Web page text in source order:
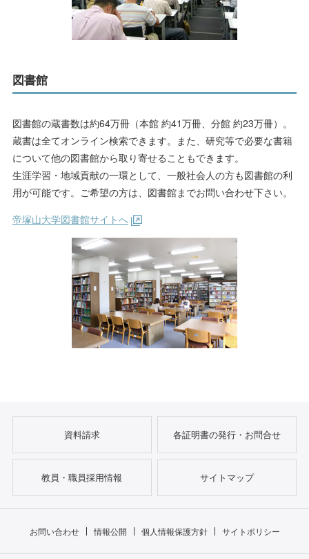
図書館
図書館の蔵書数は約64万冊（本館 約41万冊、分館 約23万冊）。
蔵書は全てオンライン検索できます。また、研究等で必要な書籍
について他の図書館から取り寄せることもできます。
生涯学習・地域貢献の一環として、一般社会人の方も図書館の利
用が可能です。ご希望の方は、図書館までお問い合わせ下さい。
帝塚山大学図書館サイトへ
資料請求 各証明書の発行・お問合せ
教員・職員採用情報 サイトマップ
お問い合わせ 情報公開 個人情報保護方針 サイトポリシー